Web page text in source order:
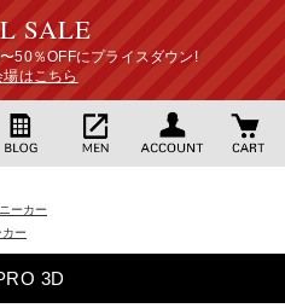
SALE
50％OFFにプライスダウン!
はこちら
ーカー
カー
3D